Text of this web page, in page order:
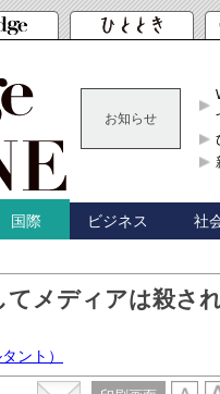
お知らせ
国際 ビジネス 社
てメディアは殺さ
ント）